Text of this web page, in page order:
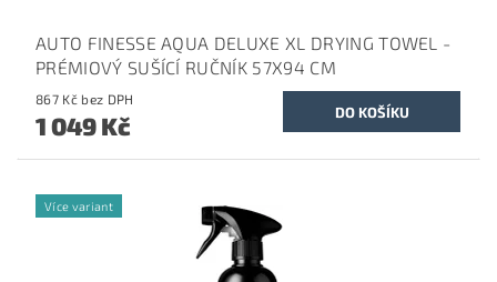
AUTO FINESSE AQUA DELUXE XL DRYING TOWEL -
PRÉMIOVÝ SUŠÍCÍ RUČNÍK 57X94 CM
867 Kč bez DPH
1 049 Kč
Více variant